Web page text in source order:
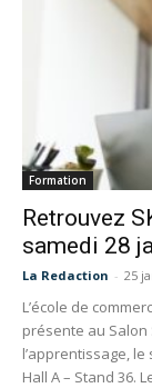
Formation
Retrouvez
samedi 28
La Redaction - 25
L’école de
présente au Salon
l’apprentissage, le
Hall A – Stand 36.